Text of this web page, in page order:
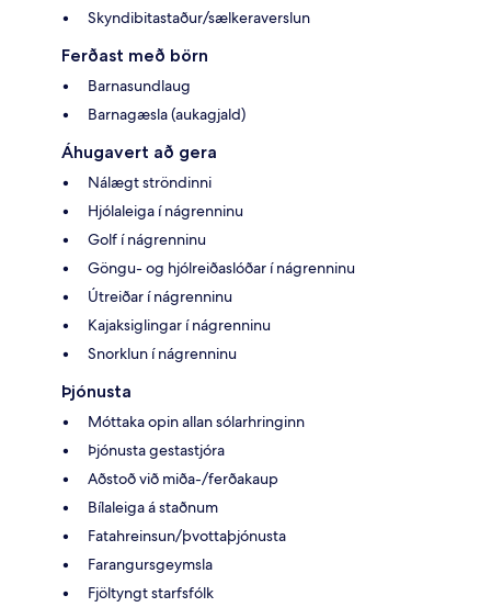
Skyndibitastaður/sælkeraverslun
Ferðast með börn
Barnasundlaug
Barnagæsla (aukagjald)
Áhugavert að gera
Nálægt ströndinni
Hjólaleiga í nágrenninu
Golf í nágrenninu
Göngu- og hjólreiðaslóðar í nágrenninu
Útreiðar í nágrenninu
Kajaksiglingar í nágrenninu
Snorklun í nágrenninu
Þjónusta
Móttaka opin allan sólarhringinn
Þjónusta gestastjóra
Aðstoð við miða-/ferðakaup
Bílaleiga á staðnum
Fatahreinsun/þvottaþjónusta
Farangursgeymsla
Fjöltyngt starfsfólk